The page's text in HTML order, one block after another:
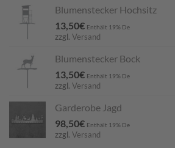
Blumenstecker Hochsitz
13,50€ Enthält 19% De
zzgl. Versand
Blumenstecker Bock
13,50€ Enthält 19% De
zzgl. Versand
Garderobe Jagd
98,50€ Enthält 19% De
zzgl. Versand